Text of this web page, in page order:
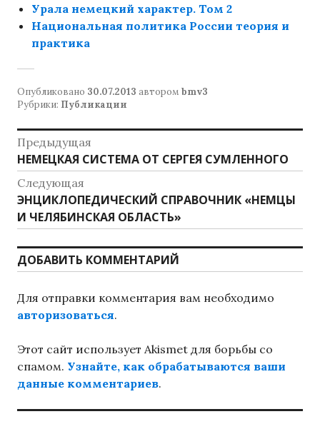
Урала немецкий характер. Том 2
Национальная политика России теория и
практика
Опубликовано 30.07.2013 автором bmv3
Рубрики: Публикации
Навигация
по
записям
Предыдущая
Предыдущая
запись:
НЕМЕЦКАЯ СИСТЕМА ОТ СЕРГЕЯ СУМЛЕННОГО
Следующая
Следующая
запись:
ЭНЦИКЛОПЕДИЧЕСКИЙ СПРАВОЧНИК «НЕМЦЫ
И ЧЕЛЯБИНСКАЯ ОБЛАСТЬ»
ДОБАВИТЬ КОММЕНТАРИЙ
Для отправки комментария вам необходимо
авторизоваться.
Этот сайт использует Akismet для борьбы со
спамом. Узнайте, как обрабатываются ваши
данные комментариев.